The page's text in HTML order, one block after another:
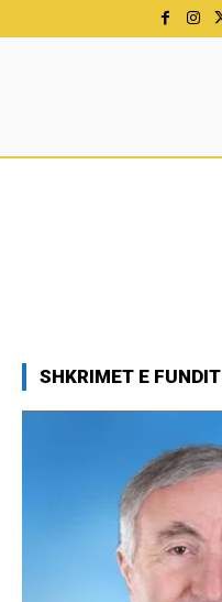
SHKRIMET E FUNDIT